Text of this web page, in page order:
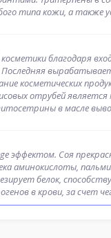
типа кожи, а также
благодаря
косметических
отрубей
в масле
эффектом. Соя
аминокислоты,
белок,
в крови, за счет